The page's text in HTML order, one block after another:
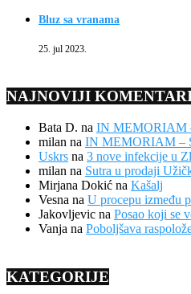
Bluz sa vranama
25. jul 2023.
NAJNOVIJI
Bata D. na IN MEMORIAM
milan na IN MEMORIAM –
Uskrs na 3 nove infekcije u
milan na Sutra u prodaji
Mirjana Dokić na Kašalj
Vesna na U procepu između
Jakovljevic na Posao koji se
Vanja na Poboljšava
KATEGORIJE